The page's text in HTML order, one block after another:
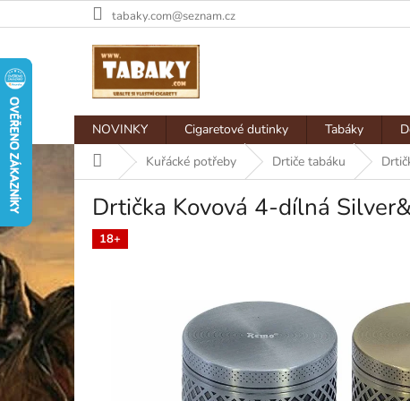
na
tabaky.com@seznam.cz
NOVINKY Cigaretové dutinky Tabáky
Domů Kuřácké potřeby Drtiče tabáku
Drtička Kovová 4-dílná
18+